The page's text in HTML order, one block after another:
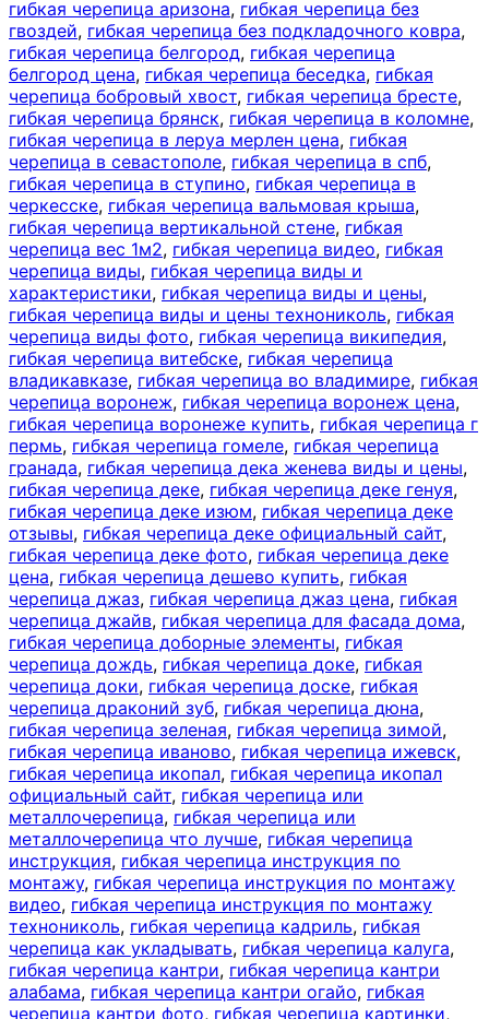
гибкая черепица аризона, гибкая черепица без
гвоздей, гибкая черепица без подкладочного ковра,
гибкая черепица белгород, гибкая черепица
белгород цена, гибкая черепица беседка, гибкая
черепица бобровый хвост, гибкая черепица бресте,
гибкая черепица брянск, гибкая черепица в коломне,
гибкая черепица в леруа мерлен цена, гибкая
черепица в севастополе, гибкая черепица в спб,
гибкая черепица в ступино, гибкая черепица в
черкесске, гибкая черепица вальмовая крыша,
гибкая черепица вертикальной стене, гибкая
черепица вес 1м2, гибкая черепица видео, гибкая
черепица виды, гибкая черепица виды и
характеристики, гибкая черепица виды и цены,
гибкая черепица виды и цены технониколь, гибкая
черепица виды фото, гибкая черепица википедия,
гибкая черепица витебске, гибкая черепица
владикавказе, гибкая черепица во владимире, гибкая
черепица воронеж, гибкая черепица воронеж цена,
гибкая черепица воронеже купить, гибкая черепица г
пермь, гибкая черепица гомеле, гибкая черепица
гранада, гибкая черепица дека женева виды и цены,
гибкая черепица деке, гибкая черепица деке генуя,
гибкая черепица деке изюм, гибкая черепица деке
отзывы, гибкая черепица деке официальный сайт,
гибкая черепица деке фото, гибкая черепица деке
цена, гибкая черепица дешево купить, гибкая
черепица джаз, гибкая черепица джаз цена, гибкая
черепица джайв, гибкая черепица для фасада дома,
гибкая черепица доборные элементы, гибкая
черепица дождь, гибкая черепица доке, гибкая
черепица доки, гибкая черепица доске, гибкая
черепица драконий зуб, гибкая черепица дюна,
гибкая черепица зеленая, гибкая черепица зимой,
гибкая черепица иваново, гибкая черепица ижевск,
гибкая черепица икопал, гибкая черепица икопал
официальный сайт, гибкая черепица или
металлочерепица, гибкая черепица или
металлочерепица что лучше, гибкая черепица
инструкция, гибкая черепица инструкция по
монтажу, гибкая черепица инструкция по монтажу
видео, гибкая черепица инструкция по монтажу
технониколь, гибкая черепица кадриль, гибкая
черепица как укладывать, гибкая черепица калуга,
гибкая черепица кантри, гибкая черепица кантри
алабама, гибкая черепица кантри огайо, гибкая
черепица кантри фото, гибкая черепица картинки,